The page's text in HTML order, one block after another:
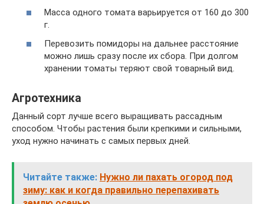
Масса одного томата варьируется от 160 до 300
г.
Перевозить помидоры на дальнее расстояние
можно лишь сразу после их сбора. При долгом
хранении томаты теряют свой товарный вид.
Агротехника
Данный сорт лучше всего выращивать рассадным
способом. Чтобы растения были крепкими и сильными,
уход нужно начинать с самых первых дней.
Читайте также: Нужно ли пахать огород под
зиму: как и когда правильно перепахивать